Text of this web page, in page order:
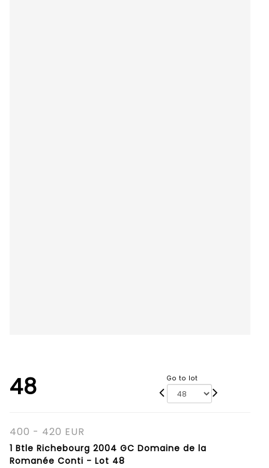
48 Go to lot
400 - 420 EUR
1 Btle Richebourg 2004 GC Domaine de la
Romanée Conti - Lot 48